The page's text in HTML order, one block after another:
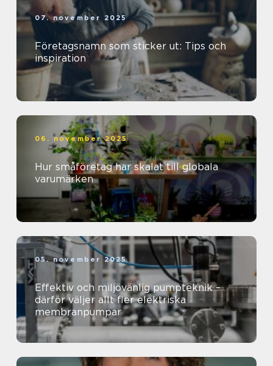
07. november 2025
Företagsnamn som sticker ut: Tips och
inspiration
06. november 2025
Hur småföretag har skalat till globala
varumärken
05. november 2025
Effektiv och miljövänlig pumpteknik –
därför väljer allt fler elektriska
membranpumpar